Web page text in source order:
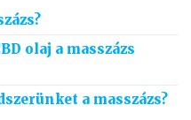
olaj a masszázs
a masszázs?